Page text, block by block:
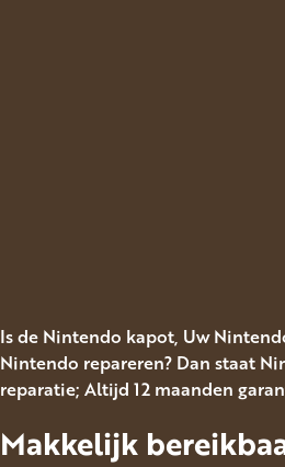
Is de Nintendo kapot, Uw
Nintendo repareren? Dan staat
reparatie; Altijd 12 maanden
Makkelijk